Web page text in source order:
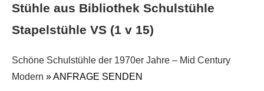
Stühle aus Bibliothek Schulstühle
Stapelstühle VS (1 v 15)
Schöne Schulstühle der 1970er Jahre – Mid Century
Modern » ANFRAGE SENDEN